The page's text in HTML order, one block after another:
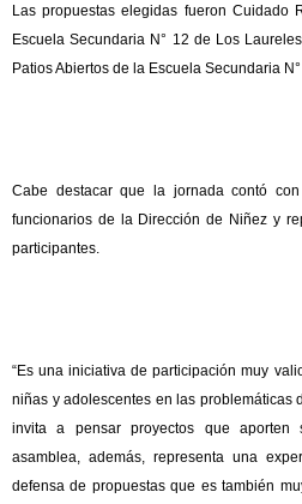
Las propuestas elegidas fueron Cuidado
Escuela Secundaria N° 12 de Los
Patios Abiertos de la Escuela Secundaria
Cabe destacar que la jornada contó
funcionarios de la Dirección de Niñez y
participantes.
“Es una iniciativa de participación muy
niñas y adolescentes en las problemáticas
invita a pensar proyectos que aporten
asamblea, además, representa una
defensa de propuestas que es también